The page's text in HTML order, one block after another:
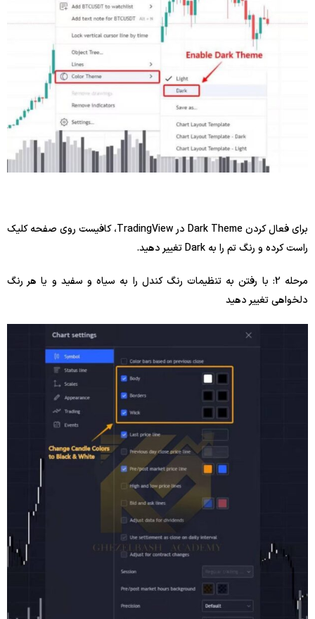
برای فعال کردن Dark Theme در TradingView، کافیست روی صفحه کلیک
راست کرده و رنگ تم را به Dark تغییر دهید.
مرحله 2: با رفتن به تنظیمات رنگ کندل را به سیاه و سفید و یا هر رنگ
دلخواهی تغییر دهید